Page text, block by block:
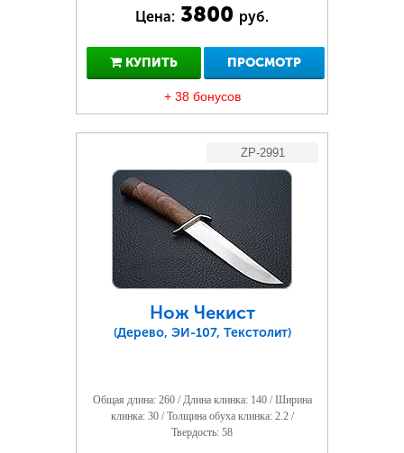
Цена: 3800 руб.
КУПИТЬ ПРОСМОТР
+ 38 бонусов
ZP-2991
Нож Чекист
(Дерево, ЭИ-107, Текстолит)
Общая длина: 260 / Длина клинка: 140 / Ширина
клинка: 30 / Толщина обуха клинка: 2.2 /
Твердость: 58